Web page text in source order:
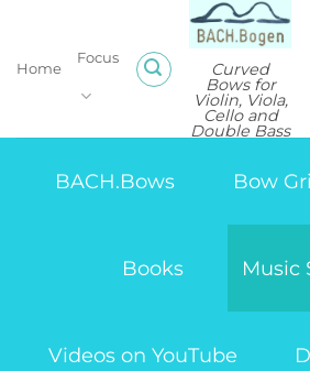
content
Curved
Bows for
Violin, Viola,
Cello and
Double Bass
Home
Focus
BACH.Bows Bow
Books Music
Videos on YouTube